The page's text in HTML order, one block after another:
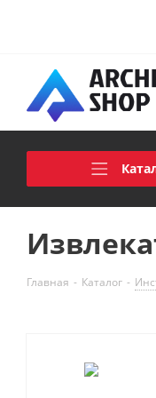
Главная - Каталог -